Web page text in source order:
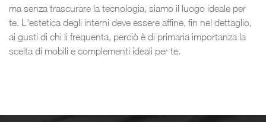
ma senza trascurare la tecnologia, siamo il luogo ideale per
te. L'estetica degli interni deve essere affine, fin nel dettaglio,
ai gusti di chi li frequenta, perciò è di primaria importanza la
scelta di mobili e complementi ideali per te.